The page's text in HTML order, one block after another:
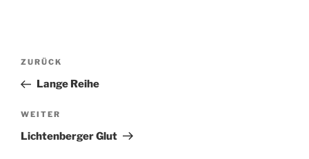
Beitragsnavigation
Vorheriger
Beitrag
ZURÜCK
Lange Reihe
Nächster
Beitrag
WEITER
Lichtenberger Glut